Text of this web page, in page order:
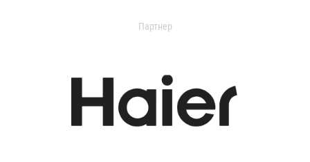
Партнер